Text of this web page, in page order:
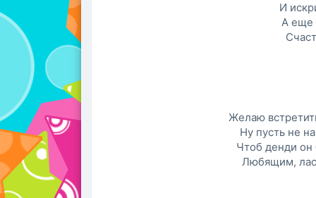
И
А еще
Желаю
Ну пусть не
Чтоб денди
Любящим,